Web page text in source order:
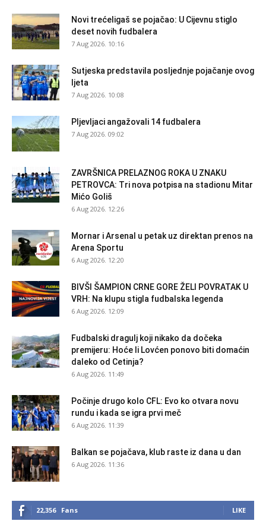
Novi trećeligaš se pojačao: U Cijevnu stiglo
deset novih fudbalera
7 Aug 2026. 10:16
Sutjeska predstavila posljednje pojačanje ovog
ljeta
7 Aug 2026. 10:08
Pljevljaci angažovali 14 fudbalera
7 Aug 2026. 09:02
ZAVRŠNICA PRELAZNOG ROKA U ZNAKU
PETROVCA: Tri nova potpisa na stadionu Mitar
Mićo Goliš
6 Aug 2026. 12:26
Mornar i Arsenal u petak uz direktan prenos na
Arena Sportu
6 Aug 2026. 12:20
BIVŠI ŠAMPION CRNE GORE ŽELI POVRATAK U
VRH: Na klupu stigla fudbalska legenda
6 Aug 2026. 12:09
Fudbalski dragulj koji nikako da dočeka
premijeru: Hoće li Lovćen ponovo biti domaćin
daleko od Cetinja?
6 Aug 2026. 11:49
Počinje drugo kolo CFL: Evo ko otvara novu
rundu i kada se igra prvi meč
6 Aug 2026. 11:39
Balkan se pojačava, klub raste iz dana u dan
6 Aug 2026. 11:36
22,356 Fans LIKE